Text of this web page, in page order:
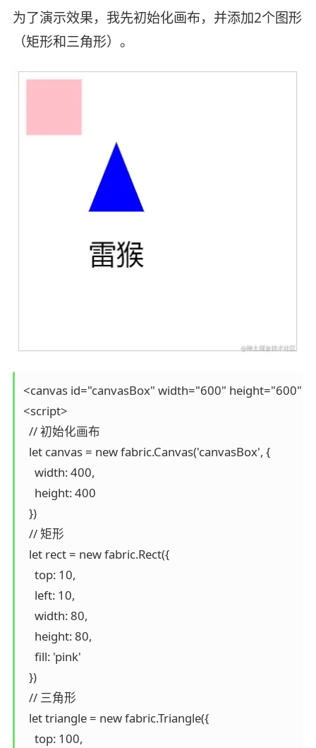
为了演示效果，我先初始化画布，并添加2个图形
（矩形和三角形）。
<canvas id="canvasBox" width="600" height="600"
<script>
  // 初始化画布
  let canvas = new fabric.Canvas('canvasBox', {
    width: 400,
    height: 400
  })
  // 矩形
  let rect = new fabric.Rect({
    top: 10,
    left: 10,
    width: 80,
    height: 80,
    fill: 'pink'
  })
  // 三角形
  let triangle = new fabric.Triangle({
    top: 100,